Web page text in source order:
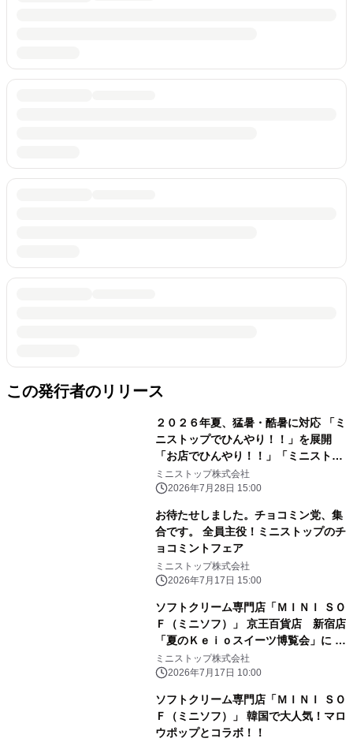
この発行者のリリース
２０２６年夏、猛暑・酷暑に対応 「ミ
ニストップでひんやり！！」を展開
「お店でひんやり！！」「ミニストッ
プアプリでひんやり！！」「おうちで
ひんやり！！」
ミニストップ株式会社
2026年7月28日 15:00
お待たせしました。チョコミン党、集
合です。 全員主役！ミニストップのチ
ョコミントフェア
ミニストップ株式会社
2026年7月17日 15:00
ソフトクリーム専門店「ＭＩＮＩ ＳＯ
Ｆ（ミニソフ）」 京王百貨店 新宿店
「夏のＫｅｉｏスイーツ博覧会」に ２
０２６年７月１７日（金）～出店
ミニストップ株式会社
2026年7月17日 10:00
ソフトクリーム専門店「ＭＩＮＩ ＳＯ
Ｆ（ミニソフ）」 韓国で大人気！マロ
ウポップとコラボ！！